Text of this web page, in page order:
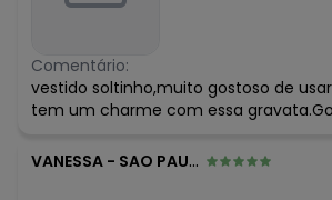
Comentário:
vestido soltinho,muito gostoso de
tem um charme com essa
VANESSA - SAO PAULO - SP